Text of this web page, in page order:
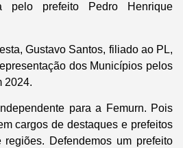
pelo prefeito Pedro Henrique
Gustavo Santos, filiado ao PL,
dos Municípios pelos
2024.
para a Femurn. Pois
cargos de destaques e prefeitos
Defendemos um prefeito